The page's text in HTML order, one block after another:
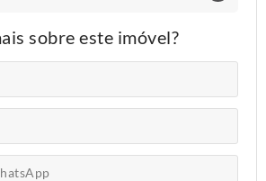
sobre este imóvel?